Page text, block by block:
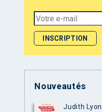
Nouveautés
Judith